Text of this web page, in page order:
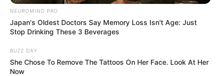
NEUROMIND PRO
Japan's Oldest Doctors Say Memory Loss Isn't Age: Just
Stop Drinking These 3 Beverages
BUZZ DAY
She Chose To Remove The Tattoos On Her Face. Look At Her
Now